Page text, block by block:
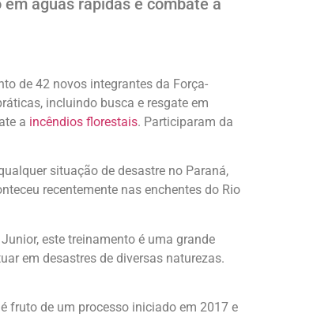
de 42 novos integrantes da Força-
incluindo busca e resgate em
a incêndios florestais. Participaram da
situação de desastre no Paraná,
recentemente nas enchentes do Rio
este treinamento é uma grande
em desastres de diversas naturezas.
fruto de um processo iniciado em 2017 e